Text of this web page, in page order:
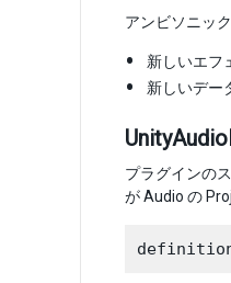
アンビソニッ
新しいエフ
新しいデー
プラグインの
が Audio の